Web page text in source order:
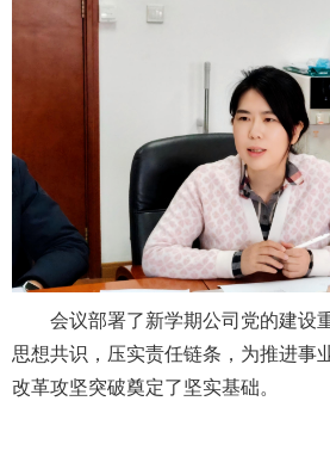
会议部署了新学期公司党的建设
思想共识，压实责任链条，为推进事
改革攻坚突破奠定了坚实基础。